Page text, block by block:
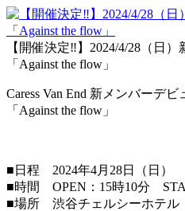
【開催決定‼︎】2024/4/28（日
「Against the flow」
Caress Van End 新メンバーデ
「Against the flow」
■日程 2024年4月28日（日）
■時間 OPEN：15時10分
■場所 渋谷チェルシーホテル